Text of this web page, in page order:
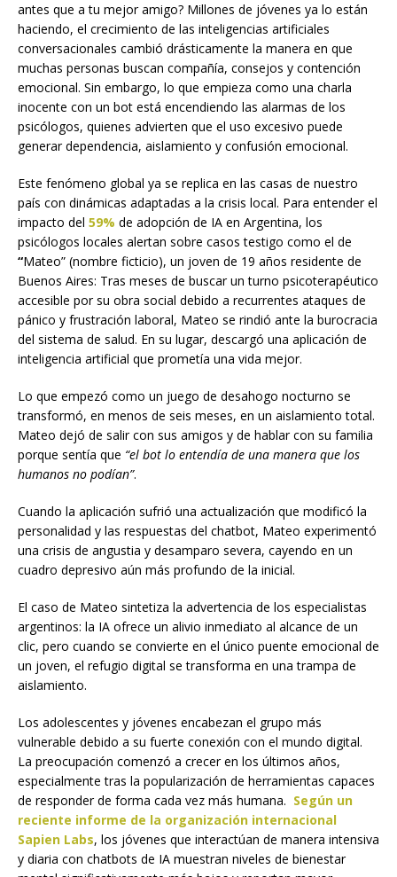
antes que a tu mejor amigo? Millones de jóvenes ya lo están
haciendo, el crecimiento de las inteligencias artificiales
conversacionales cambió drásticamente la manera en que
muchas personas buscan compañía, consejos y contención
emocional. Sin embargo, lo que empieza como una charla
inocente con un bot está encendiendo las alarmas de los
psicólogos, quienes advierten que el uso excesivo puede
generar dependencia, aislamiento y confusión emocional.
Este fenómeno global ya se replica en las casas de nuestro
país con dinámicas adaptadas a la crisis local. Para entender el
impacto del 59% de adopción de IA en Argentina, los
psicólogos locales alertan sobre casos testigo como el de
“Mateo” (nombre ficticio), un joven de 19 años residente de
Buenos Aires: Tras meses de buscar un turno psicoterapéutico
accesible por su obra social debido a recurrentes ataques de
pánico y frustración laboral, Mateo se rindió ante la burocracia
del sistema de salud. En su lugar, descargó una aplicación de
inteligencia artificial que prometía una vida mejor.
Lo que empezó como un juego de desahogo nocturno se
transformó, en menos de seis meses, en un aislamiento total.
Mateo dejó de salir con sus amigos y de hablar con su familia
porque sentía que “el bot lo entendía de una manera que los
humanos no podían”.
Cuando la aplicación sufrió una actualización que modificó la
personalidad y las respuestas del chatbot, Mateo experimentó
una crisis de angustia y desamparo severa, cayendo en un
cuadro depresivo aún más profundo de la inicial.
El caso de Mateo sintetiza la advertencia de los especialistas
argentinos: la IA ofrece un alivio inmediato al alcance de un
clic, pero cuando se convierte en el único puente emocional de
un joven, el refugio digital se transforma en una trampa de
aislamiento.
Los adolescentes y jóvenes encabezan el grupo más
vulnerable debido a su fuerte conexión con el mundo digital.
La preocupación comenzó a crecer en los últimos años,
especialmente tras la popularización de herramientas capaces
de responder de forma cada vez más humana. Según un
reciente informe de la organización internacional
Sapien Labs, los jóvenes que interactúan de manera intensiva
y diaria con chatbots de IA muestran niveles de bienestar